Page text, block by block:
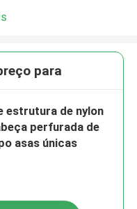
para
estrutura de nylon
perfurada de
asas únicas